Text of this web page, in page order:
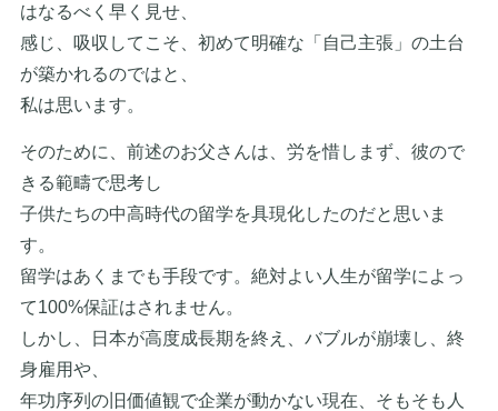
はなるべく早く見せ、
感じ、吸収してこそ、初めて明確な「自己主張」の土台
が築かれるのではと、
私は思います。
そのために、前述のお父さんは、労を惜しまず、彼ので
きる範疇で思考し
子供たちの中高時代の留学を具現化したのだと思いま
す。
留学はあくまでも手段です。絶対よい人生が留学によっ
て100%保証はされません。
しかし、日本が高度成長期を終え、バブルが崩壊し、終
身雇用や、
年功序列の旧価値観で企業が動かない現在、そもそも人